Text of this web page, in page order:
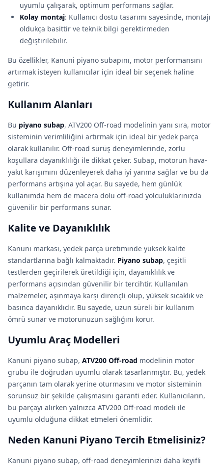
uyumlu çalışarak, optimum performans sağlar.
Kolay montaj: Kullanıcı dostu tasarımı sayesinde, montajı
oldukça basittir ve teknik bilgi gerektirmeden
değiştirilebilir.
Bu özellikler, Kanuni piyano subapını, motor performansını
artırmak isteyen kullanıcılar için ideal bir seçenek haline
getirir.
Kullanım Alanları
Bu piyano subap, ATV200 Off-road modelinin yanı sıra, motor
sisteminin verimliliğini artırmak için ideal bir yedek parça
olarak kullanılır. Off-road sürüş deneyimlerinde, zorlu
koşullara dayanıklılığı ile dikkat çeker. Subap, motorun hava-
yakıt karışımını düzenleyerek daha iyi yanma sağlar ve bu da
performans artışına yol açar. Bu sayede, hem günlük
kullanımda hem de macera dolu off-road yolculuklarınızda
güvenilir bir performans sunar.
Kalite ve Dayanıklılık
Kanuni markası, yedek parça üretiminde yüksek kalite
standartlarına bağlı kalmaktadır. Piyano subap, çeşitli
testlerden geçirilerek üretildiği için, dayanıklılık ve
performans açısından güvenilir bir tercihtir. Kullanılan
malzemeler, aşınmaya karşı dirençli olup, yüksek sıcaklık ve
basınca dayanıklıdır. Bu sayede, uzun süreli bir kullanım
ömrü sunar ve motorunuzun sağlığını korur.
Uyumlu Araç Modelleri
Kanuni piyano subap, ATV200 Off-road modelinin motor
grubu ile doğrudan uyumlu olarak tasarlanmıştır. Bu, yedek
parçanın tam olarak yerine oturmasını ve motor sisteminin
sorunsuz bir şekilde çalışmasını garanti eder. Kullanıcıların,
bu parçayı alırken yalnızca ATV200 Off-road modeli ile
uyumlu olduğuna dikkat etmeleri önemlidir.
Neden Kanuni Piyano Tercih Etmelisiniz?
Kanuni piyano subap, off-road deneyimlerinizi daha keyifli